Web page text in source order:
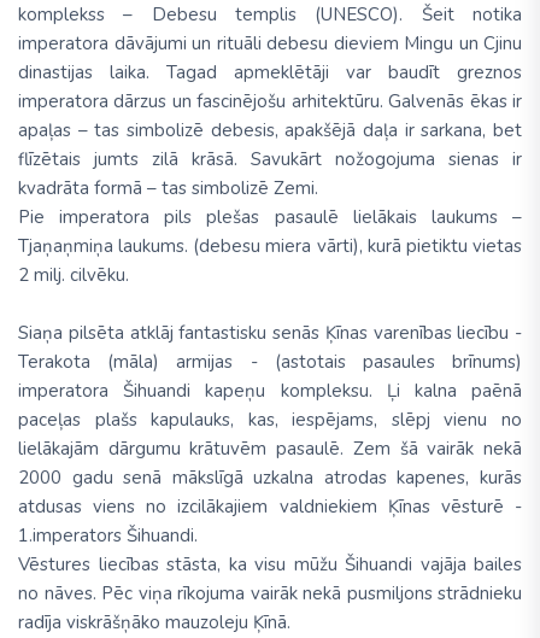
komplekss – Debesu templis (UNESCO). Šeit notika
imperatora dāvājumi un rituāli debesu dieviem Mingu un Cjinu
dinastijas laika. Tagad apmeklētāji var baudīt greznos
imperatora dārzus un fascinējošu arhitektūru. Galvenās ēkas ir
apaļas – tas simbolizē debesis, apakšējā daļa ir sarkana, bet
flīzētais jumts zilā krāsā. Savukārt nožogojuma sienas ir
kvadrāta formā – tas simbolizē Zemi.
Pie imperatora pils plešas pasaulē lielākais laukums –
Tjaņaņmiņa laukums. (debesu miera vārti), kurā pietiktu vietas
2 milj. cilvēku.
Siaņa pilsēta atklāj fantastisku senās Ķīnas varenības liecību -
Terakota (māla) armijas - (astotais pasaules brīnums)
imperatora Šihuandi kapeņu kompleksu. Ļi kalna paēnā
paceļas plašs kapulauks, kas, iespējams, slēpj vienu no
lielākajām dārgumu krātuvēm pasaulē. Zem šā vairāk nekā
2000 gadu senā mākslīgā uzkalna atrodas kapenes, kurās
atdusas viens no izcilākajiem valdniekiem Ķīnas vēsturē -
1.imperators Šihuandi.
Vēstures liecības stāsta, ka visu mūžu Šihuandi vajāja bailes
no nāves. Pēc viņa rīkojuma vairāk nekā pusmiljons strādnieku
radīja viskrāšņāko mauzoleju Ķīnā.